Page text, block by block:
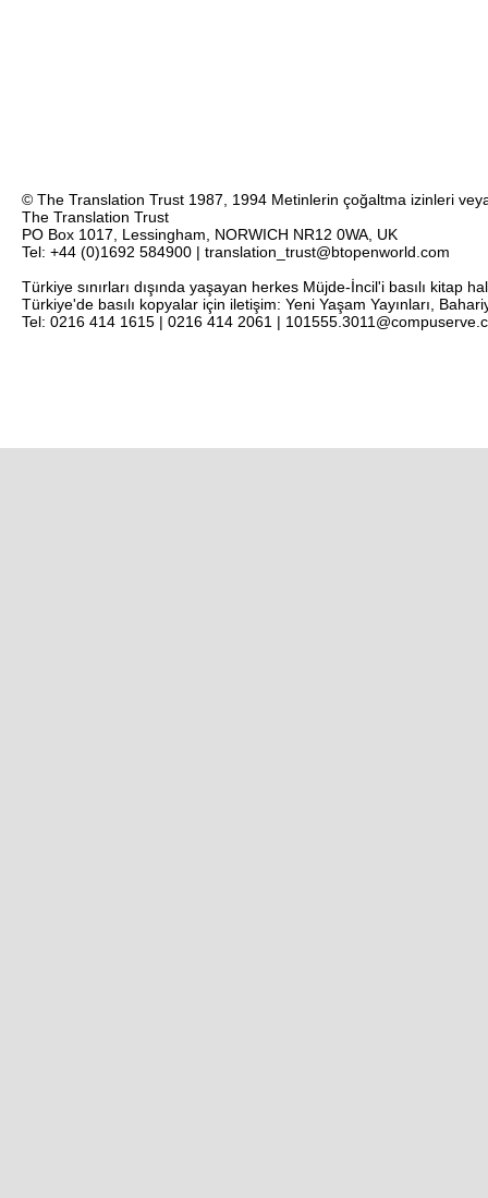
© The Translation Trust 1987, 1994 Metinlerin çoğaltma izinleri
The Translation Trust
PO Box 1017, Lessingham, NORWICH NR12 0WA, UK
Tel: +44 (0)1692 584900 | translation_trust@btopenworld.com
Türkiye sınırları dışında yaşayan herkes Müjde-İncil'i basılı
Türkiye'de basılı kopyalar için iletişim: Yeni Yaşam Yayınları,
Tel: 0216 414 1615 | 0216 414 2061 |